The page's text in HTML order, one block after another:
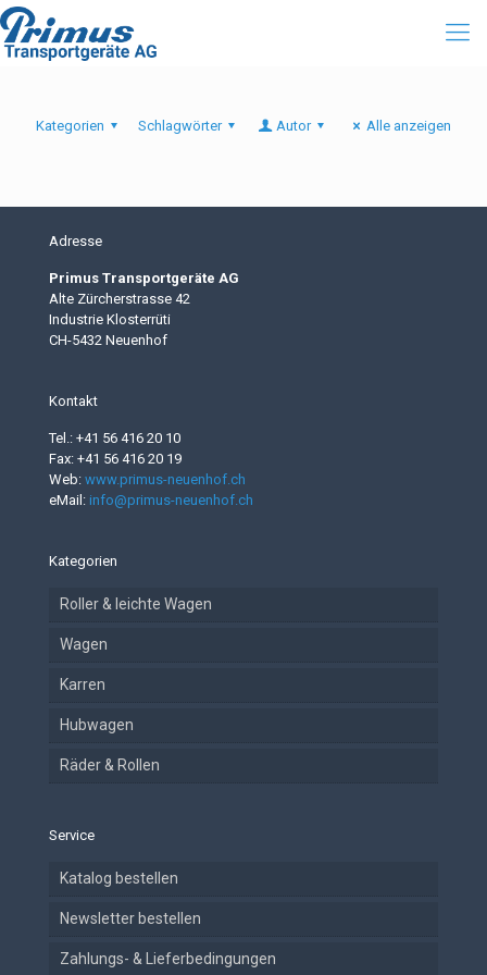
Kategorien Schlagwörter Autor Alle anzeigen
Adresse
Primus Transportgeräte AG
Alte Zürcherstrasse 42
Industrie Klosterrüti
CH-5432 Neuenhof
Kontakt
Tel.: +41 56 416 20 10
Fax: +41 56 416 20 19
Web: www.primus-neuenhof.ch
eMail: info@primus-neuenhof.ch
Kategorien
Roller & leichte Wagen
Wagen
Karren
Hubwagen
Räder & Rollen
Service
Katalog bestellen
Newsletter bestellen
Zahlungs- & Lieferbedingungen